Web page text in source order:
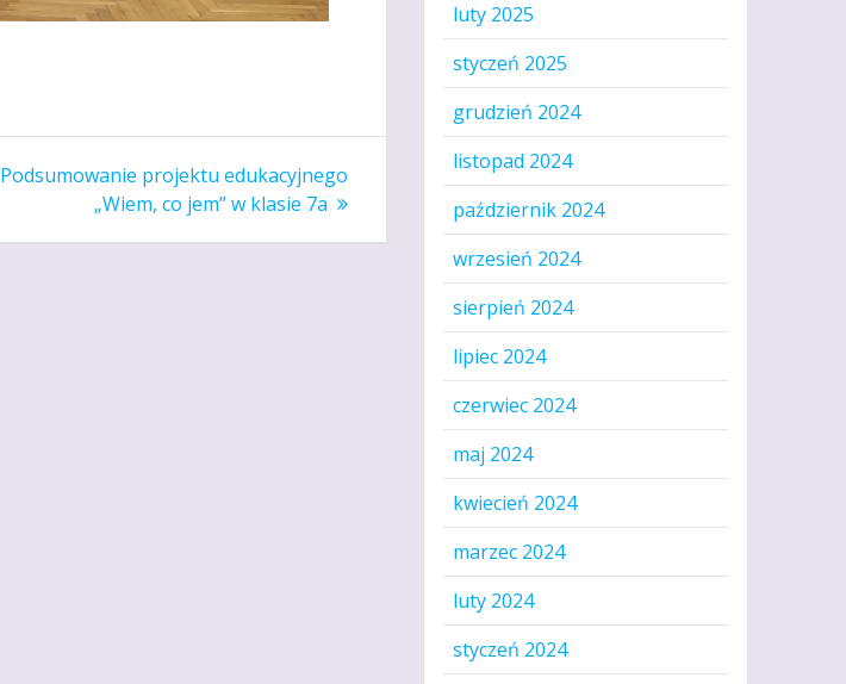
Następny
Podsumowanie projektu edukacyjnego
„Wiem, co jem” w klasie 7a
luty 2025
styczeń 2025
grudzień 2024
listopad 2024
październik 2024
wrzesień 2024
sierpień 2024
lipiec 2024
czerwiec 2024
maj 2024
kwiecień 2024
marzec 2024
luty 2024
styczeń 2024